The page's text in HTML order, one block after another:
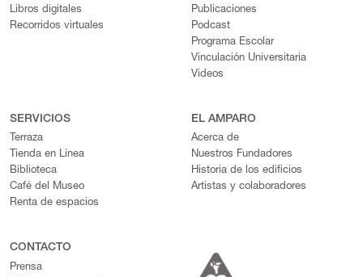
Libros digitales
Recorridos virtuales
Publicaciones
Podcast
Programa Escolar
Vinculación Universitaria
Videos
SERVICIOS
Terraza
Tienda en Línea
Biblioteca
Café del Museo
Renta de espacios
EL AMPARO
Acerca de
Nuestros Fundadores
Historia de los edificios
Artistas y colaboradores
CONTACTO
Prensa